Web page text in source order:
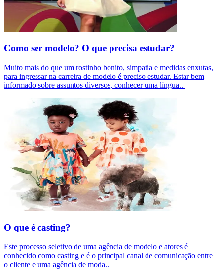
Como ser modelo? O que precisa estudar?
Muito mais do que um rostinho bonito, simpatia e medidas enxutas,
para ingressar na carreira de modelo é preciso estudar. Estar bem
informado sobre assuntos diversos, conhecer uma língua...
O que é casting?
Este processo seletivo de uma agência de modelo e atores é
conhecido como casting e é o principal canal de comunicação entre
o cliente e uma agência de moda...